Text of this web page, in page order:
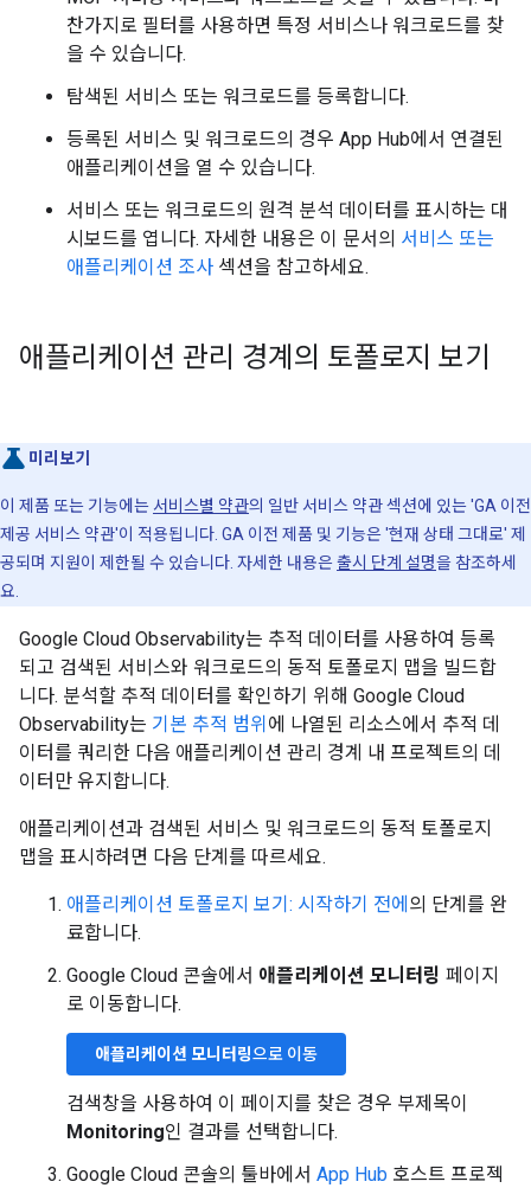
찬가지로 필터를 사용하면 특정 서비스나 워크로드를 찾
을 수 있습니다.
탐색된 서비스 또는 워크로드를 등록합니다.
등록된 서비스 및 워크로드의 경우 App Hub에서 연결된
애플리케이션을 열 수 있습니다.
서비스 또는 워크로드의 원격 분석 데이터를 표시하는 대
시보드를 엽니다. 자세한 내용은 이 문서의 서비스 또는
애플리케이션 조사 섹션을 참고하세요.
애플리케이션 관리 경계의 토폴로지 보기
미리보기
이 제품 또는 기능에는 서비스별 약관의 일반 서비스 약관 섹션에 있는 'GA 이전
제공 서비스 약관'이 적용됩니다. GA 이전 제품 및 기능은 '현재 상태 그대로' 제
공되며 지원이 제한될 수 있습니다. 자세한 내용은출시 단계 설명을 참조하세
요.
Google Cloud Observability는 추적 데이터를 사용하여 등록
되고 검색된 서비스와 워크로드의 동적 토폴로지 맵을 빌드합
니다. 분석할 추적 데이터를 확인하기 위해 Google Cloud
Observability는 기본 추적 범위 에 나열된 리소스에서 추적 데
이터를 쿼리한 다음 애플리케이션 관리 경계 내 프로젝트의 데
이터만 유지합니다.
애플리케이션과 검색된 서비스 및 워크로드의 동적 토폴로지
맵을 표시하려면 다음 단계를 따르세요.
애플리케이션 토폴로지 보기: 시작하기 전에 의 단계를 완
료합니다.
Google Cloud 콘솔에서 애플리케이션 모니터링 페이지
로 이동합니다.
애플리케이션 모니터링으로 이동
검색창을 사용하여 이 페이지를 찾은 경우 부제목이
Monitoring인 결과를 선택합니다.
Google Cloud 콘솔의 툴바에서 App Hub 호스트 프로젝